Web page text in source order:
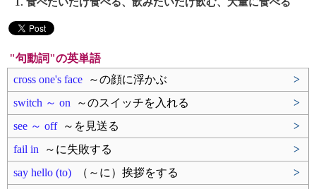
"句動詞"の英単語
cross one's face ～の顔に浮かぶ
>
switch ～ on ～のスイッチを入れる
>
see ～ off～を見送る
>
fail in ～に失敗する
>
say hello (to) （～に）挨拶をする
>